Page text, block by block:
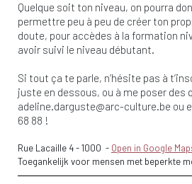
Quelque soit ton niveau, on pourra
permettre peu à peu de créer ton
doute, pour accèdes à la formation
avoir suivi le niveau débutant.
Si tout ça te parle, n’hésite pas à
juste en dessous, ou à me poser des
adeline.darguste@arc-culture.be ou
68 88 !
Rue Lacaille 4-1000 - Open in Google
Toegankelijk voor mensen met beperkte